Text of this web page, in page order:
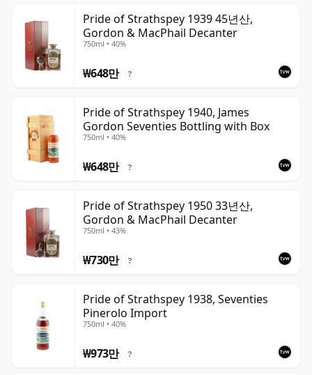
Pride of Strathspey 1939 45년산,
Gordon & MacPhail Decanter
750ml • 40%
₩648만 ?
Pride of Strathspey 1940, James
Gordon Seventies Bottling with Box
750ml • 40%
₩648만 ?
Pride of Strathspey 1950 33년산,
Gordon & MacPhail Decanter
750ml • 43%
₩730만 ?
Pride of Strathspey 1938, Seventies
Pinerolo Import
750ml • 40%
₩973만 ?